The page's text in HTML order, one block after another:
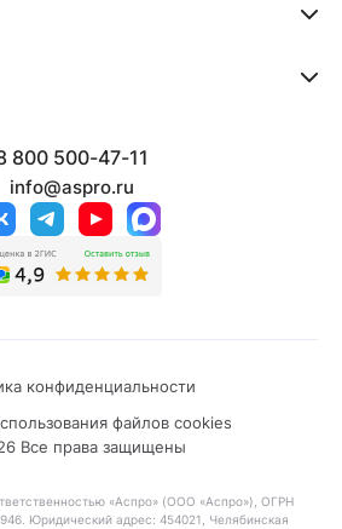
800 500-47-11
info@aspro.ru
Все права защищены
конфиденциальности
файлов cookies
«Аспро» (ООО «Аспро»), ОГРН
Юридический адрес: 454021, Челябинская